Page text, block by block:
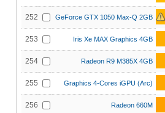
252 GeForce GTX 1050 Max-Q 2GB
253 Iris Xe MAX Graphics 4GB
254 Radeon R9 M385X 4GB
255 Graphics 4-Cores iGPU (Arc)
256 Radeon 660M